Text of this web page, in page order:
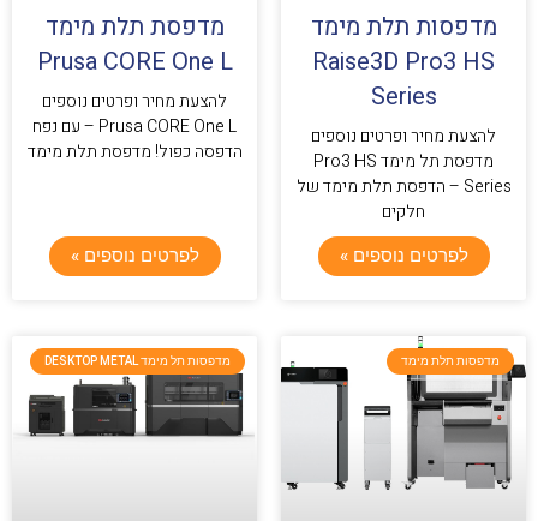
מדפסות תלת מימד
Raise3D Pro3 HS
Series
להצעת מחיר ופרטים נוספים
מדפסת תל מימד Pro3 HS
Series – הדפסת תלת מימד של
חלקים
לפרטים נוספים »
מדפסת תלת מימד
Prusa CORE One L
להצעת מחיר ופרטים נוספים
Prusa CORE One L – עם נפח
הדפסה כפול! מדפסת תלת מימד
לפרטים נוספים »
מדפסות תלת מימד מדפסות תל מימד DESKTOP METAL